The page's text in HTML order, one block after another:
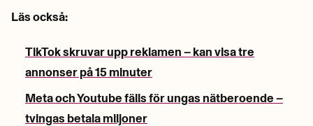
Läs också:
TikTok skruvar upp reklamen – kan visa tre
annonser på 15 minuter
Meta och Youtube fälls för ungas nätberoende –
tvingas betala miljoner